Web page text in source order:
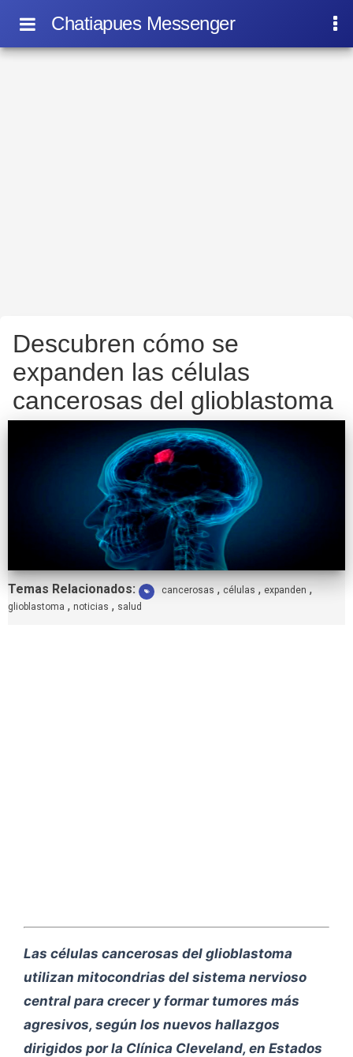
Chatiapues Messenger
Descubren cómo se
expanden las células
cancerosas del glioblastoma
Temas Relacionados: Etiquetas:
cancerosas , células , expanden ,
glioblastoma , noticias , salud
Las células cancerosas del glioblastoma
utilizan mitocondrias del sistema nervioso
central para crecer y formar tumores más
agresivos, según los nuevos hallazgos
dirigidos por la Clínica Cleveland, en Estados